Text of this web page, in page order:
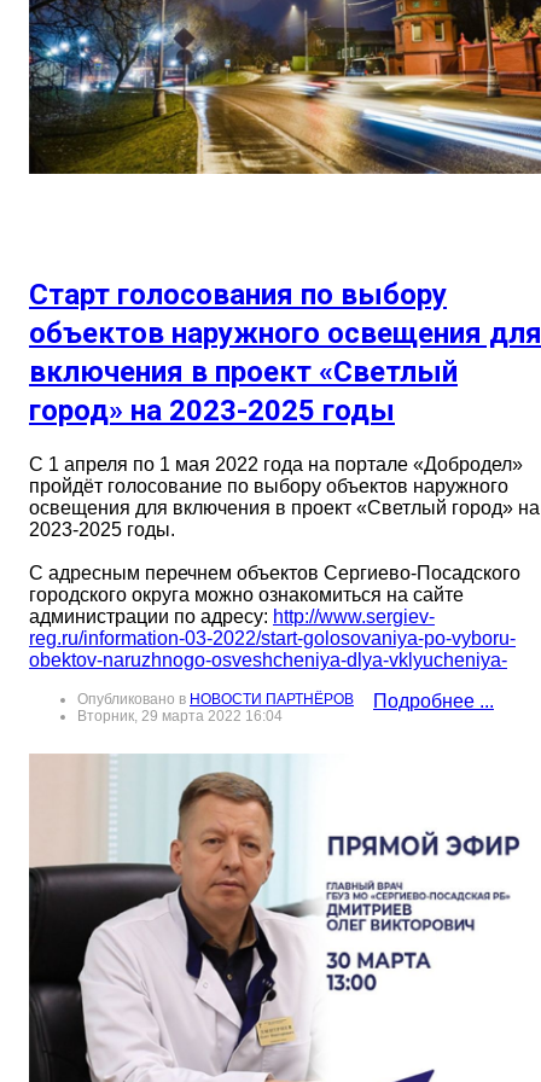
Старт голосования по выбору
объектов наружного освещения для
включения в проект «Светлый
город» на 2023-2025 годы
С 1 апреля по 1 мая 2022 года на портале «Добродел»
пройдёт голосование по выбору объектов наружного
освещения для включения в проект «Светлый город» на
2023-2025 годы.
С адресным перечнем объектов Сергиево-Посадского
городского округа можно ознакомиться на сайте
администрации по адресу: http://www.sergiev-
reg.ru/information-03-2022/start-golosovaniya-po-vyboru-
obektov-naruzhnogo-osveshcheniya-dlya-vklyucheniya-
Опубликовано в НОВОСТИ ПАРТНЁРОВ
Вторник, 29 марта 2022 16:04
Подробнее ...